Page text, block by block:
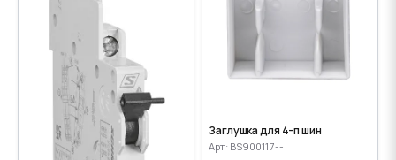
Заглушка для 4-п шин
Арт: BS900117--